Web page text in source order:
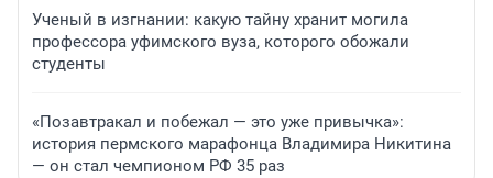
Ученый в изгнании: какую тайну хранит могила
профессора уфимского вуза, которого обожали
студенты
«Позавтракал и побежал — это уже привычка»:
история пермского марафонца Владимира Никитина
— он стал чемпионом РФ 35 раз